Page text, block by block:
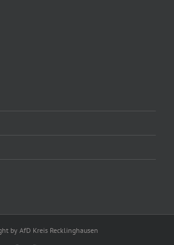
by AfD Kreis Recklinghausen